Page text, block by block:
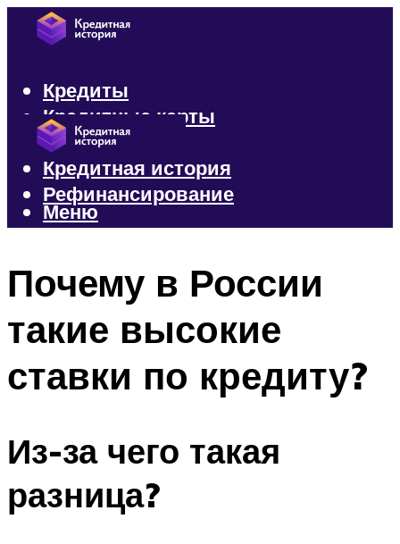
Кредиты
Кредитные карты
Микрозаймы
Кредитная история
Рефинансирование
Меню
Почему в России
такие высокие
ставки по кредиту?
Из-за чего такая
разница?